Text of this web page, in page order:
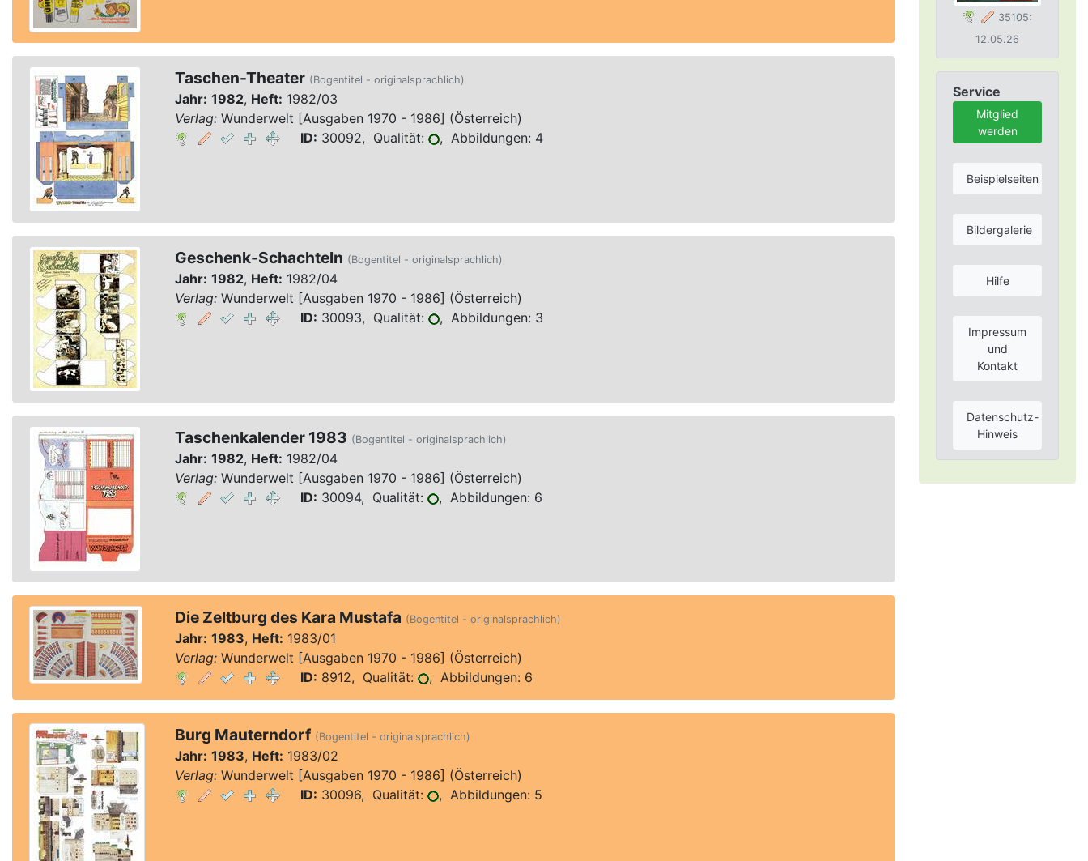
35105:
12.05.26
Service
Mitglied
werden
Beispielseiten
Bildergalerie
Hilfe
Impressum
und
Kontakt
Datenschutz-
Hinweis
Taschen-Theater (Bogentitel - originalsprachlich)
Jahr: 1982, Heft: 1982/03
Verlag:Wunderwelt [Ausgaben 1970 - 1986] (Österreich)
ID: 30092, Qualität: , Abbildungen: 4
Geschenk-Schachteln (Bogentitel - originalsprachlich)
Jahr: 1982, Heft: 1982/04
Verlag:Wunderwelt [Ausgaben 1970 - 1986] (Österreich)
ID: 30093, Qualität: , Abbildungen: 3
Taschenkalender 1983 (Bogentitel - originalsprachlich)
Jahr: 1982, Heft: 1982/04
Verlag:Wunderwelt [Ausgaben 1970 - 1986] (Österreich)
ID: 30094, Qualität: , Abbildungen: 6
Die Zeltburg des Kara Mustafa (Bogentitel - originalsprachlich)
Jahr: 1983, Heft: 1983/01
Verlag:Wunderwelt [Ausgaben 1970 - 1986] (Österreich)
ID: 8912, Qualität: , Abbildungen: 6
Burg Mauterndorf (Bogentitel - originalsprachlich)
Jahr: 1983, Heft: 1983/02
Verlag:Wunderwelt [Ausgaben 1970 - 1986] (Österreich)
ID: 30096, Qualität: , Abbildungen: 5